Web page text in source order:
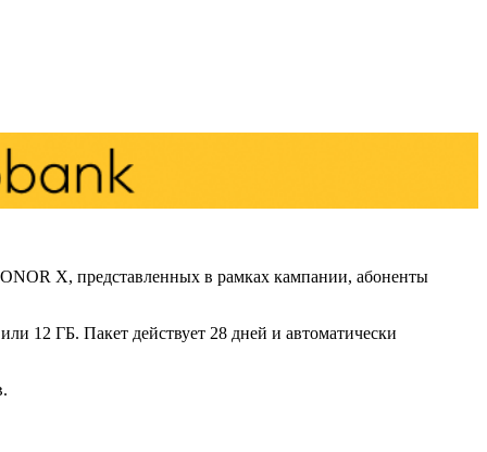
X, представленных в рамках кампании, абоненты
12 ГБ. Пакет действует 28 дней и автоматически